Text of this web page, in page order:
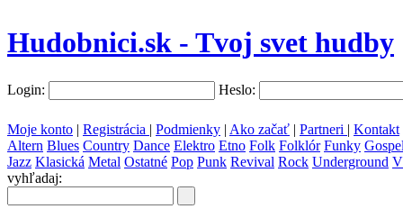
Hudobnici.sk - Tvoj svet hudby
Login: Heslo:
Moje konto | Registrácia | Podmienky | Ako začať | Partneri | Kontakt
Altern Blues Country Dance Elektro Etno Folk Folklór Funky Gospel
Jazz Klasická Metal Ostatné Pop Punk Revival Rock Underground
vyhľadaj: